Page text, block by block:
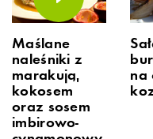
Maślane
naleśniki z
marakują,
kokosem
oraz sosem
imbirowo-
na